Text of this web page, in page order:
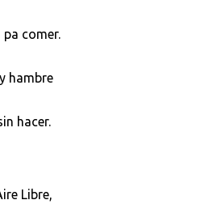
pa comer.
hambre
hacer.
Libre,